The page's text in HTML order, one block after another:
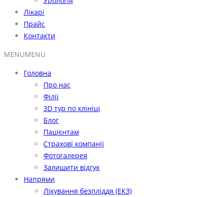
Лікарі
Прайс
Контакти
MENUMENU
Головна
Про нас
Філії
3D тур по клініці
Блог
Пацієнтам
Страхові компанії
Фотогалерея
Залишити відгук
Напрями
Лікування безпліддя (ЕКЗ)